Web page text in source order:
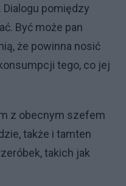
pomiędzy
Być może pan
że powinna nosić
tego, co jej
z obecnym szefem
także i tamten
takich jak